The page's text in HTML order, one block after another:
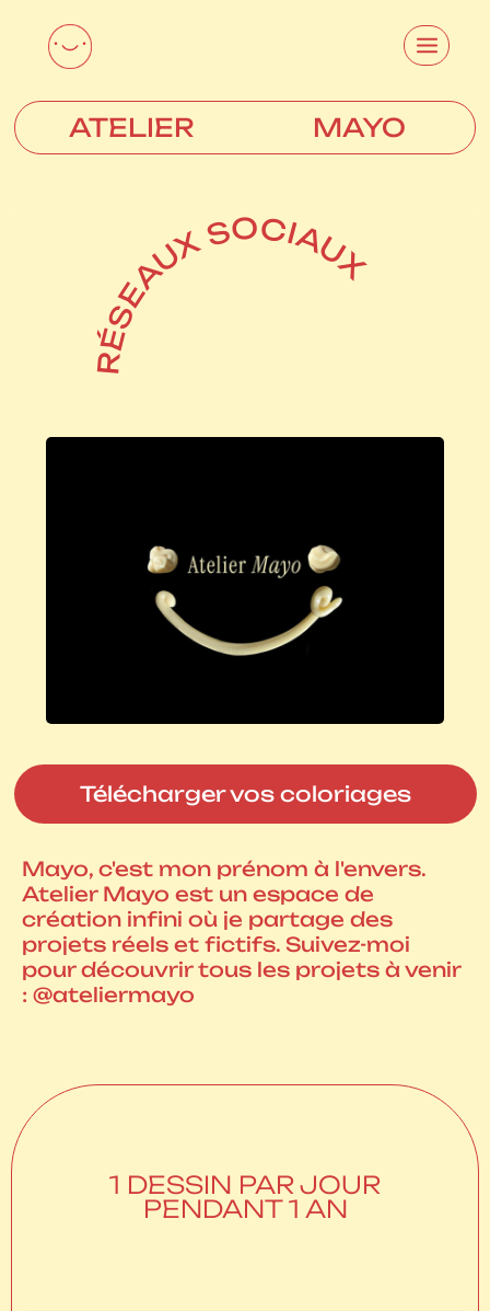
RÉSEAUX SOCIAUX
Télécharger vos coloriages
Mayo, c'est mon prénom à l'envers.
Atelier Mayo est un espace de
création infini où je partage des
projets réels et fictifs. Suivez-moi
pour découvrir tous les projets à venir
: @ateliermayo
ATELIER MAYO
1 DESSIN PAR JOUR
PENDANT 1 AN